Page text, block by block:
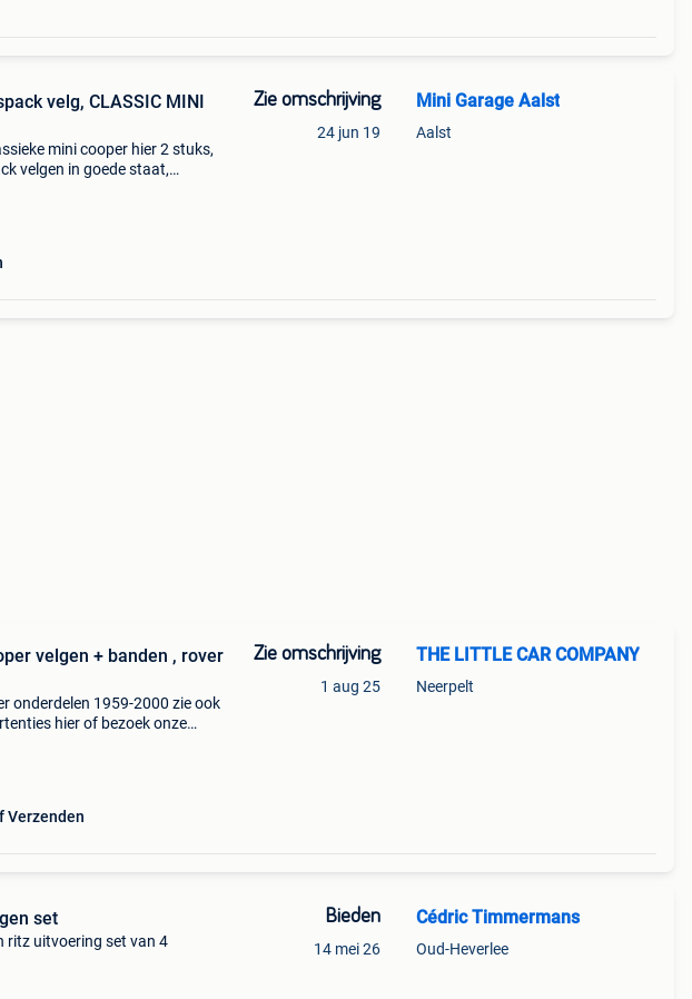
velg, CLASSIC MINI
mini cooper hier 2 stuks,
velgen in goede staat,
Zie omschrijving
24 jun 19
Mini Garage Aalst
Aalst
velgen + banden , rover
onderdelen 1959-2000 zie ook
hier of bezoek onze
Verzenden
Zie omschrijving
1 aug 25
THE LITTLE CAR COMPANY
Neerpelt
set
ritz uitvoering set van 4
Bieden
14 mei 26
Cédric Timmermans
Oud-Heverlee